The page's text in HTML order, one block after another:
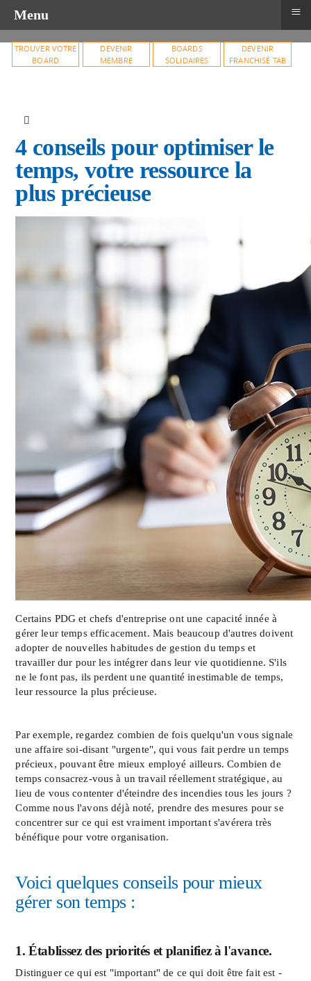
TROUVER VOTRE
BOARD
DEVENIR
MEMBRE
BOARDS
SOLIDAIRES
DEVENIR
FRANCHISÉ TAB
4 conseils pour optimiser le
temps, votre ressource la
plus précieuse
Certains PDG et chefs d'entreprise ont une capacité innée à
gérer leur temps efficacement. Mais beaucoup d'autres doivent
adopter de nouvelles habitudes de gestion du temps et
travailler dur pour les intégrer dans leur vie quotidienne. S'ils
ne le font pas, ils perdent une quantité inestimable de temps,
leur ressource la plus précieuse.
Par exemple, regardez combien de fois quelqu'un vous signale
une affaire soi-disant "urgente", qui vous fait perdre un temps
précieux, pouvant être mieux employé ailleurs. Combien de
temps consacrez-vous à un travail réellement stratégique, au
lieu de vous contenter d'éteindre des incendies tous les jours ?
Comme nous l'avons déjà noté, prendre des mesures pour se
concentrer sur ce qui est vraiment important s'avérera très
bénéfique pour votre organisation.
Voici quelques conseils pour mieux
gérer son temps :
1. Établissez des priorités et planifiez à l'avance.
Distinguer ce qui est "important" de ce qui doit être fait est -
Menu ≡